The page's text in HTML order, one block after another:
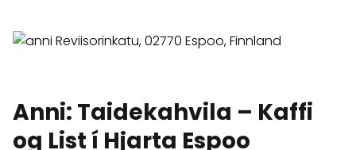
Anni: Taidekahvila – Kaffi
og List í Hjarta Espoo